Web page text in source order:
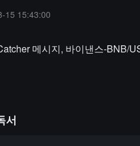
15 15:43:00
메시지, 바이낸스-BNB/
서